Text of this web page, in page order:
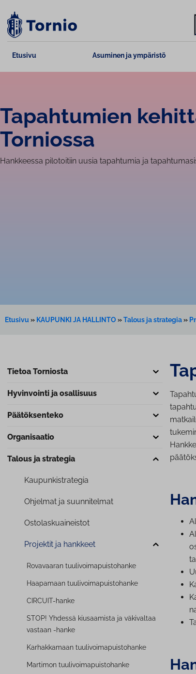
sisältöön
Etusivu Asuminen ja ympäristö
Tapahtumien
Torniossa
Hankkeessa pilotoitiin uusia tapahtumia ja
Etusivu » KAUPUNKI JA HALLINTO »Talous ja strategia»
Tietoa Torniosta
Hyvinvointi ja osallisuus
Pää­tök­sen­te­ko
Or­ga­ni­saa­tio
Talous ja strategia
Kau­pun­ki­stra­te­gia
Ohjelmat ja suun­ni­tel­mat
Os­to­las­kuai­neis­tot
Projektit ja hankkeet
Rovavaaran tuu­li­voi­ma­puis­to­han­ke
Haapamaan tuu­li­voi­ma­puis­to­han­ke
CIRCUIT-hanke
STOP! Yhdessä kiusaamista ja väkivaltaa
vastaan -hanke
Kar­hak­ka­maan tuu­li­voi­ma­puis­to­han­ke
Martimon tuu­li­voi­ma­puis­to­han­ke